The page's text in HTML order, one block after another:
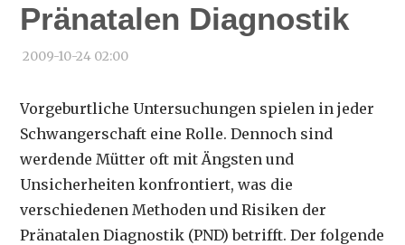
Pränatalen Diagnostik
2009-10-24 02:00
Vorgeburtliche Untersuchungen spielen in jeder
Schwangerschaft eine Rolle. Dennoch sind
werdende Mütter oft mit Ängsten und
Unsicherheiten konfrontiert, was die
verschiedenen Methoden und Risiken der
Pränatalen Diagnostik (PND) betrifft. Der folgende